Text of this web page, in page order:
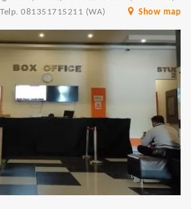
081351715211 (WA)
Show map